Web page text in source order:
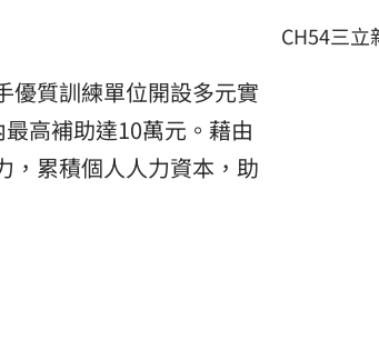
優質訓練單位開設多元實
高補助達10萬元。藉由
，累積個人人力資本，助
CH54三立